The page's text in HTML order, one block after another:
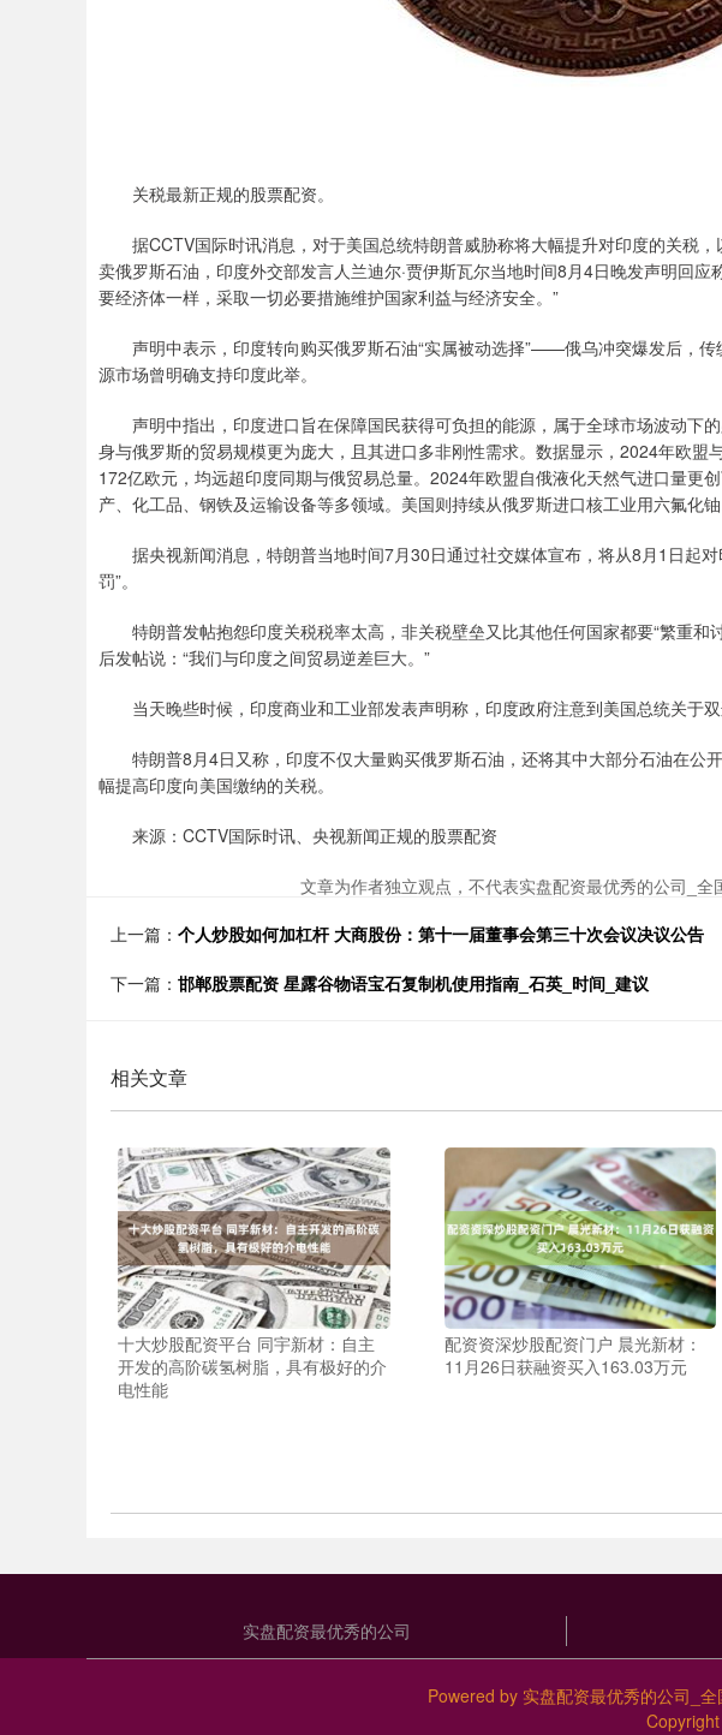
关税最新正规的股票配资。
据CCTV国际时讯消息，对于美国总统特朗普威胁称将大幅提升对印度的关税，
卖俄罗斯石油，印度外交部发言人兰迪尔·贾伊斯瓦尔当地时间8月4日晚发声明回
要经济体一样，采取一切必要措施维护国家利益与经济安全。”
声明中表示，印度转向购买俄罗斯石油“实属被动选择”——俄乌冲突爆发后，传
源市场曾明确支持印度此举。
声明中指出，印度进口旨在保障国民获得可负担的能源，属于全球市场波动下
身与俄罗斯的贸易规模更为庞大，且其进口多非刚性需求。数据显示，2024年欧盟
172亿欧元，均远超印度同期与俄贸易总量。2024年欧盟自俄液化天然气进口量更
产、化工品、钢铁及运输设备等多领域。美国则持续从俄罗斯进口核工业用六氟化
据央视新闻消息，特朗普当地时间7月30日通过社交媒体宣布，将从8月1日起对
罚”。
特朗普发帖抱怨印度关税税率太高，非关税壁垒又比其他任何国家都要“繁重和
后发帖说：“我们与印度之间贸易逆差巨大。”
当天晚些时候，印度商业和工业部发表声明称，印度政府注意到美国总统关于双
特朗普8月4日又称，印度不仅大量购买俄罗斯石油，还将其中大部分石油在公
幅提高印度向美国缴纳的关税。
来源：CCTV国际时讯、央视新闻正规的股票配资
文章为作者独立观点，不代表实盘配资最优秀的公司_
上一篇： 个人炒股如何加杠杆 大商股份：第十一届董事会第三十次会议决议公告
下一篇： 邯郸股票配资 星露谷物语宝石复制机使用指南_石英_时间_建议
相关文章
十大炒股配资平台 同宇新材：自主
开发的高阶碳氢树脂，具有极好的介
电性能
配资资深炒股配资门户 晨光新材：
11月26日获融资买入163.03万元
实盘配资最优秀的公司
Powered by 实盘配资最优秀的公司_
Copyright